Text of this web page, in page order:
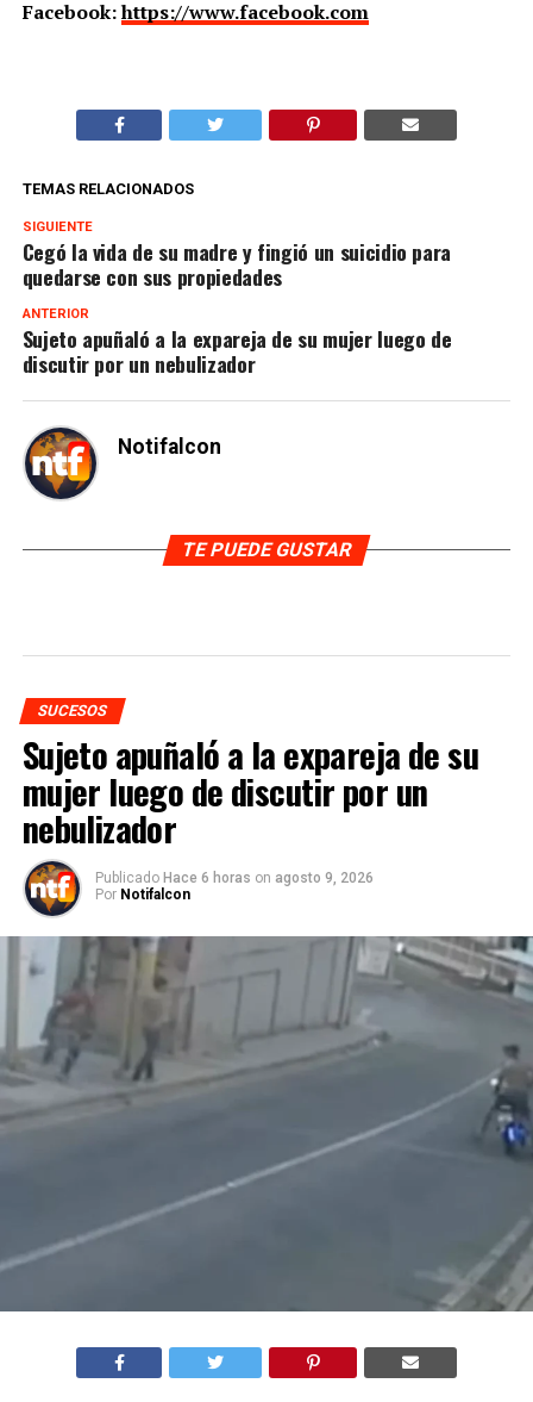
Facebook:https://www.facebook.com
TEMAS RELACIONADOS
SIGUIENTE
Cegó la vida de su madre y fingió un suicidio para
quedarse con sus propiedades
ANTERIOR
Sujeto apuñaló a la expareja de su mujer luego de
discutir por un nebulizador
Notifalcon
TE PUEDE GUSTAR
SUCESOS
Sujeto apuñaló a la expareja de su
mujer luego de discutir por un
nebulizador
Publicado Hace 6 horas on agosto 9, 2026
Por Notifalcon